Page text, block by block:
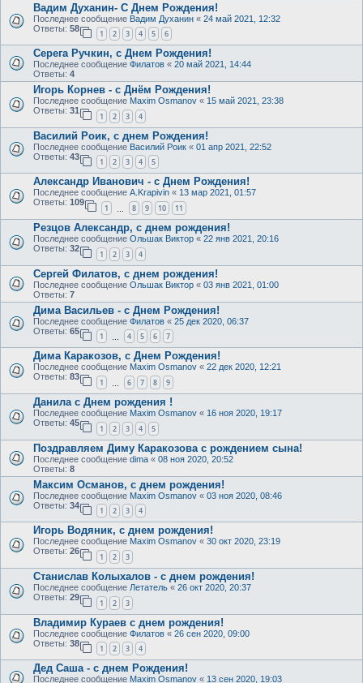
Вадим Духанин- С Днем Рождения!
Последнее сообщение Вадим Духанин « 24 май 2021, 12:32
Ответы: 58
1 2 3 4 5 6
Серега Ручкин, с Днем Рождения!
Последнее сообщение Филатов « 20 май 2021, 14:44
Ответы: 4
Игорь Корнев - с Днём Рождения!
Последнее сообщение Maxim Osmanov « 15 май 2021, 23:38
Ответы: 31
1 2 3 4
Василий Роик, с днем Рождения!
Последнее сообщение Василий Роик « 01 апр 2021, 22:52
Ответы: 43
1 2 3 4 5
Александр Иванович - с Днем Рождения!
Последнее сообщение A.Krapivin « 13 мар 2021, 01:57
Ответы: 109
1 8 9 10 11
Резцов Александр, с днем рождения!
Последнее сообщение Ольшак Виктор « 22 янв 2021, 20:16
Ответы: 32
1 2 3 4
Сергей Филатов, с днем рождения!
Последнее сообщение Ольшак Виктор « 03 янв 2021, 01:00
Ответы: 7
Дима Васильев - с Днем Рождения!
Последнее сообщение Филатов « 25 дек 2020, 06:37
Ответы: 65
1 4 5 6 7
Дима Каракозов, с Днем Рождения!
Последнее сообщение Maxim Osmanov « 22 дек 2020, 12:21
Ответы: 83
1 6 7 8 9
Данила с Днем рождения !
Последнее сообщение Maxim Osmanov « 16 ноя 2020, 19:17
Ответы: 45
1 2 3 4 5
Поздравляем Диму Каракозова с рождением сына!
Последнее сообщение dima « 08 ноя 2020, 20:52
Ответы: 8
Максим Османов, с днем рождения!
Последнее сообщение Maxim Osmanov « 03 ноя 2020, 08:46
Ответы: 34
1 2 3 4
Игорь Водяник, с днем рождения!
Последнее сообщение Maxim Osmanov « 30 окт 2020, 23:19
Ответы: 26
1 2 3
Станислав Колыхалов - с днем рождения!
Последнее сообщение Летатель « 26 окт 2020, 20:37
Ответы: 29
1 2 3
Владимир Кураев с днем рождения!
Последнее сообщение Филатов « 26 сен 2020, 09:00
Ответы: 38
1 2 3 4
Дед Саша - с днем Рождения!
Последнее сообщение Maxim Osmanov « 13 сен 2020, 19:03